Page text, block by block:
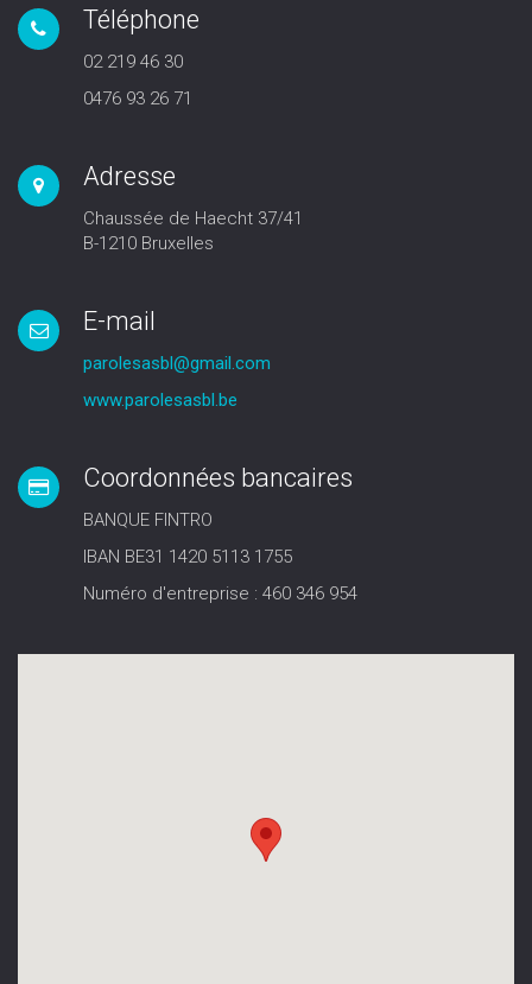
Téléphone
02 219 46 30
0476 93 26 71
Adresse
Chaussée de Haecht 37/41
B-1210 Bruxelles
E-mail
parolesasbl@gmail.com
www.parolesasbl.be
Coordonnées bancaires
BANQUE FINTRO
IBAN BE31 1420 5113 1755
Numéro d'entreprise : 460 346 954